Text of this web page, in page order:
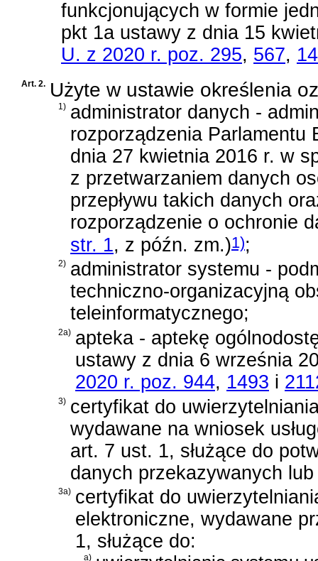
funkcjonujących w formie
pkt 1a ustawy z dnia 15
U. z 2020 r. poz. 295, 567,
Art. 2. Użyte w ustawie określenia
1) administrator danych -
rozporządzenia Parlamentu
dnia 27 kwietnia 2016 r. w
z przetwarzaniem danych
przepływu takich danych
rozporządzenie o ochronie
str. 1, z późn. zm.)1);
2) administrator systemu -
techniczno-organizacyjną
teleinformatycznego;
2a) apteka - aptekę
ustawy z dnia 6 września
2020 r. poz. 944, 1493 i
3) certyfikat do
wydawane na wniosek
art. 7 ust. 1, służące do
danych przekazywanych
3a) certyfikat do
elektroniczne, wydawane
1, służące do:
a)